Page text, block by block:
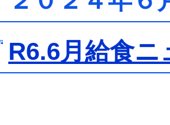
R6.6月給食ニ